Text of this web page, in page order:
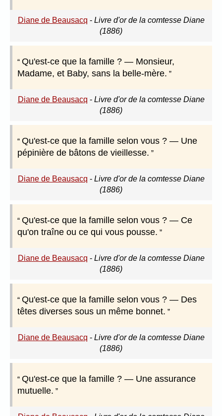
Diane de Beausacq - Livre d'or de la comtesse Diane
(1886)
Qu'est-ce que la famille ? — Monsieur,
Madame, et Baby, sans la belle-mère.
Diane de Beausacq - Livre d'or de la comtesse Diane
(1886)
Qu'est-ce que la famille selon vous ? — Une
pépinière de bâtons de vieillesse.
Diane de Beausacq - Livre d'or de la comtesse Diane
(1886)
Qu'est-ce que la famille selon vous ? — Ce
qu'on traîne ou ce qui vous pousse.
Diane de Beausacq - Livre d'or de la comtesse Diane
(1886)
Qu'est-ce que la famille selon vous ? — Des
têtes diverses sous un même bonnet.
Diane de Beausacq - Livre d'or de la comtesse Diane
(1886)
Qu'est-ce que la famille ? — Une assurance
mutuelle.